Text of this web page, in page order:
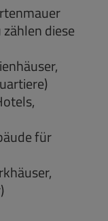
zählen diese
für